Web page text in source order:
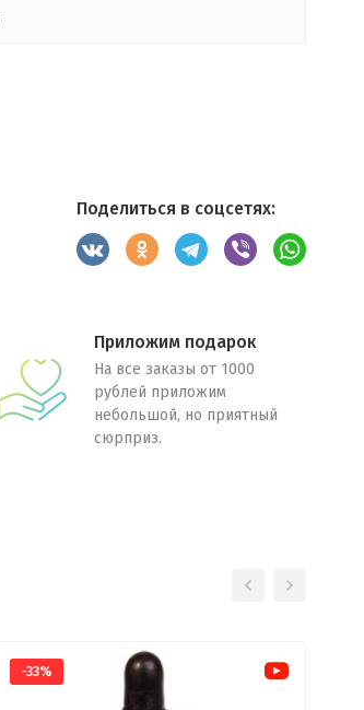
Поделиться в соцсетях:
Приложим подарок
На все заказы от 1000
рублей приложим
небольшой, но приятный
сюрприз.
-33%